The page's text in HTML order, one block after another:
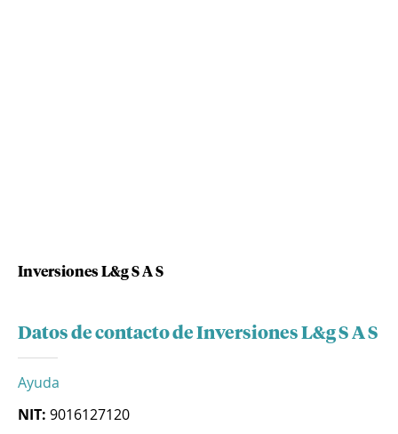
Inversiones L&g S A S
Datos de contacto de Inversiones L&g S A S
Ayuda
NIT: 9016127120